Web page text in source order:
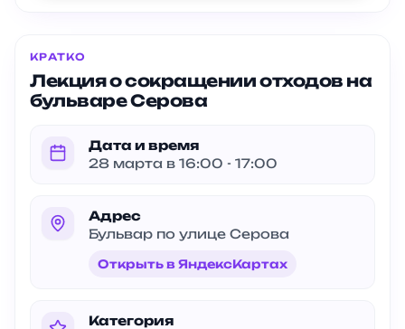
КРАТКО
Лекция о сокращении отходов на
бульваре Серова
Дата и время
28 марта в 16:00 - 17:00
Адрес
Бульвар по улице Серова
Открыть в ЯндексКартах
Категория